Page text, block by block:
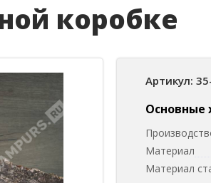
коробке
Артикул:
Основные
Материал
Материал